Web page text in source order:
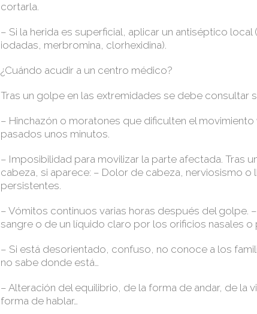
cortarla.
– Si la herida es superficial, aplicar un antiséptico local
iodadas, merbromina, clorhexidina).
¿Cuándo acudir a un centro médico?
Tras un golpe en las extremidades se debe consultar
– Hinchazón o moratones que dificulten el movimiento
pasados unos minutos.
– Imposibilidad para movilizar la parte afectada. Tras
cabeza, si aparece: – Dolor de cabeza, nerviosismo o
persistentes.
– Vómitos continuos varias horas después del golpe.
sangre o de un líquido claro por los orificios nasales o
– Si está desorientado, confuso, no conoce a los
no sabe donde está…
– Alteración del equilibrio, de la forma de andar, de la
forma de hablar…